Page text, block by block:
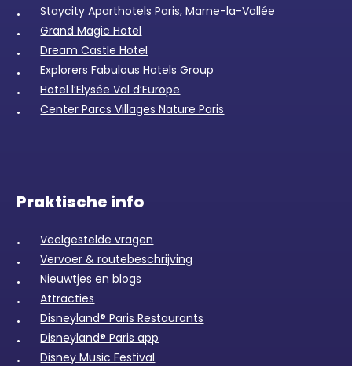
Staycity Aparthotels Paris, Marne-la-Vallée
Grand Magic Hotel
Dream Castle Hotel
Explorers Fabulous Hotels Group
Hotel l’Elysée Val d’Europe
Center Parcs Villages Nature Paris
Praktische info
Veelgestelde vragen
Vervoer & routebeschrijving
Nieuwtjes en blogs
Attracties
Disneyland® Paris Restaurants
Disneyland® Paris app
Disney Music Festival